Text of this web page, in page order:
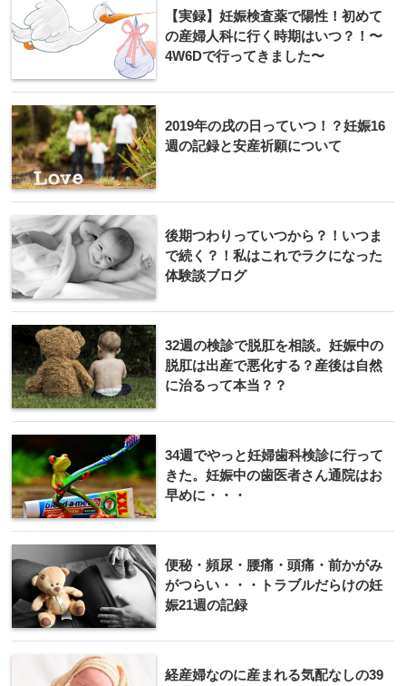
【実録】妊娠検査薬で陽性！初めて
の産婦人科に行く時期はいつ？！〜
4W6Dで行ってきました〜
2019年の戌の日っていつ！？妊娠16
週の記録と安産祈願について
後期つわりっていつから？！いつま
で続く？！私はこれでラクになった
体験談ブログ
32週の検診で脱肛を相談。妊娠中の
脱肛は出産で悪化する？産後は自然
に治るって本当？？
34週でやっと妊婦歯科検診に行って
きた。妊娠中の歯医者さん通院はお
早めに・・・
便秘・頻尿・腰痛・頭痛・前かがみ
がつらい・・・トラブルだらけの妊
娠21週の記録
経産婦なのに産まれる気配なしの39